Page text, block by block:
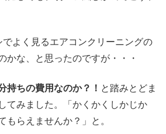
よく見るエアコンクリーニングの
かな、と思ったのですが・・・
持ちの費用なのか？！ と踏みとどま
てみました。「かくかくしかじか
もらえませんか？」と。